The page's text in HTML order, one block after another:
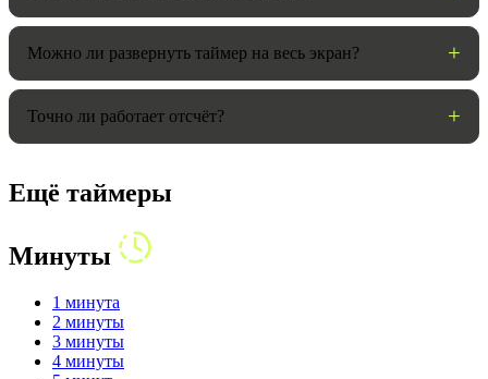
Можно ли развернуть таймер на весь экран?
Точно ли работает отсчёт?
Ещё таймеры
Минуты
1 минута
2 минуты
3 минуты
4 минуты